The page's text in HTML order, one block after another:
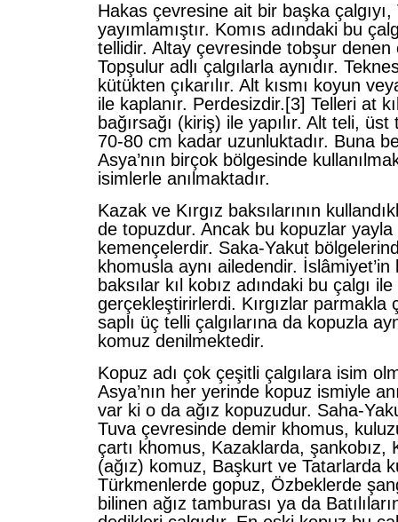
Hakas çevresine ait bir başka çalgıyı,
yayımlamıştır. Komıs adındaki bu
tellidir. Altay çevresinde tobşur denen
Topşulur adlı çalgılarla aynıdır.
kütükten çıkarılır. Alt kısmı koyun
ile kaplanır. Perdesizdir. [3] Telleri at
bağırsağı (kiriş) ile yapılır. Alt teli,
70-80 cm kadar uzunluktadır. Buna
Asya’nın birçok bölgesinde
isimlerle anılmaktadır.
Kazak ve Kırgız baksılarının
de topuzdur. Ancak bu kopuzlar yayla
kemençelerdir. Saka-Yakut
khomusla aynı ailedendir.
baksılar kıl kobız adındaki bu çalgı
gerçekleştirirlerdi. Kırgızlar parmakla
saplı üç telli çalgılarına da kopuzla
komuz denilmektedir.
Kopuz adı çok çeşitli çalgılara isim
Asya’nın her yerinde kopuz ismiyle
var ki o da ağız kopuzudur. Saha-
Tuva çevresinde demir khomus,
çartı khomus, Kazaklarda, şankobız,
(ağız) komuz, Başkurt ve Tatarlarda
Türkmenlerde gopuz, Özbeklerde
bilinen ağız tamburası ya da